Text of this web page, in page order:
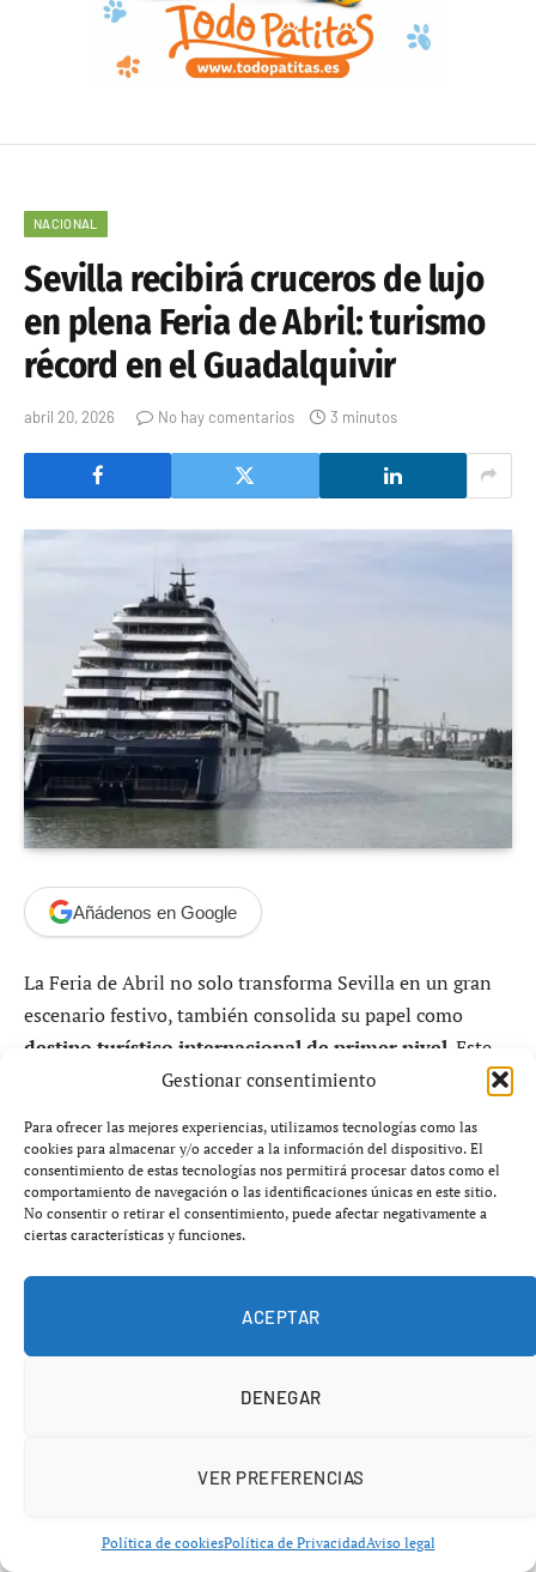
Gestionar consentimiento
Para ofrecer las mejores experiencias, utilizamos tecnologías como las
cookies para almacenar y/o acceder a la información del dispositivo. El
consentimiento de estas tecnologías nos permitirá procesar datos como el
comportamiento de navegación o las identificaciones únicas en este sitio.
No consentir o retirar el consentimiento, puede afectar negativamente a
ciertas características y funciones.
ACEPTAR
DENEGAR
VER PREFERENCIAS
Política de cookiesPolítica de PrivacidadAviso legal
NACIONAL
Sevilla recibirá cruceros de lujo
en plena Feria de Abril: turismo
récord en el Guadalquivir
abril 20, 2026 No hay comentarios 3 minutos
Añádenos en Google
La Feria de Abril no solo transforma Sevilla en un gran
escenario festivo, también consolida su papel como
destino turístico internacional de primer nivel . Este
Puerto de Sevillavivirá una intensa actividad
días grandes de la ciudad.
Tres cruceros y más de 500 pasajeros
20 y el 25 de abril de 2026
escala detres cruceros internacionalesque suman más
, además de su tripulación, en plena